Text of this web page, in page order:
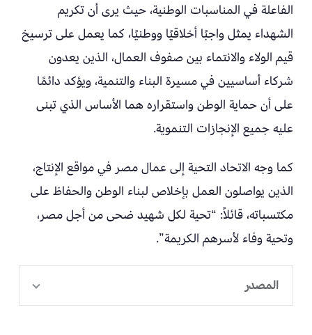
الفاعلة في المناسبات الوطنية، حيث يرى أن تكريم
الشهداء يمثل واجبًا أخلاقيًا ووطنيًا، كما يعمل على ترسيخ
قيم الولاء والانتماء بين صفوف العمال، الذين يعدون
شركاء أساسيين في مسيرة البناء والتنمية، ويؤكد دائمًا
على أن حماية الوطن واستقراره هما الأساس الذي تبنى
عليه جميع الإنجازات التنموية.
كما وجه الاتحاد التحية إلى عمال مصر في مواقع الإنتاج،
الذين يواصلون العمل بإخلاص لبناء الوطن والحفاظ على
مكتسباته، قائلاً: “تحية لكل شهيد ضحى من أجل مصر،
وتحية وفاء لأسرهم الكريمة”.
المصدر